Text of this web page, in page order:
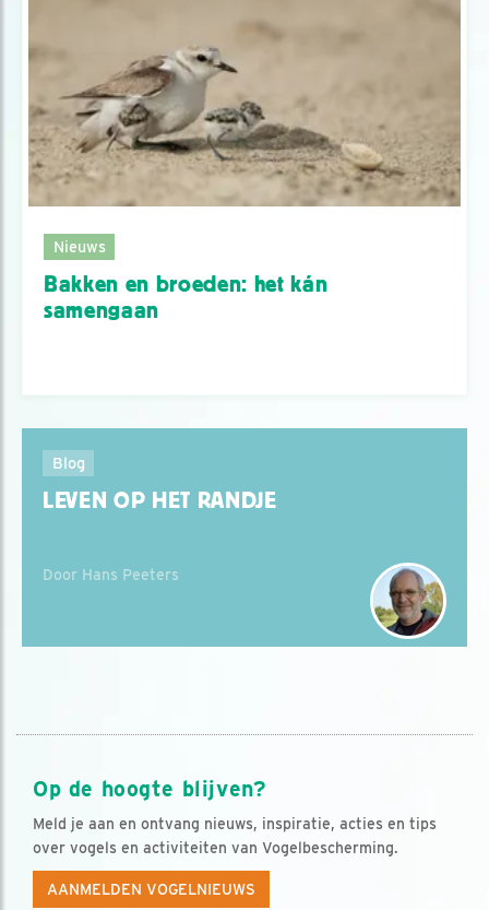
Nieuws
Bakken en broeden: het kán
samengaan
Blog
LEVEN OP HET RANDJE
Door Hans Peeters
Op de hoogte blijven?
Meld je aan en ontvang nieuws, inspiratie, acties en tips
over vogels en activiteiten van Vogelbescherming.
AANMELDEN VOGELNIEUWS